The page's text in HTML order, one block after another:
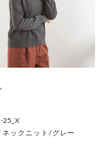
25_X
ネックニット/グレー